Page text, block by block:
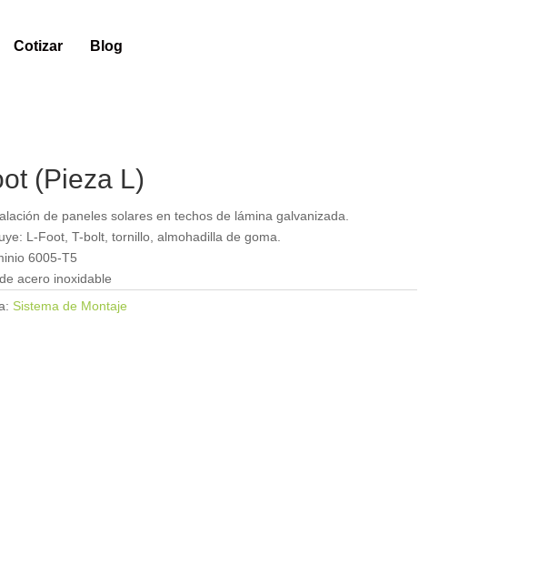
Cotizar Blog
(Pieza L)
de paneles solares en techos de lámina galvanizada.
L-Foot, T-bolt, tornillo, almohadilla de goma.
6005-T5
acero inoxidable
Sistema de Montaje